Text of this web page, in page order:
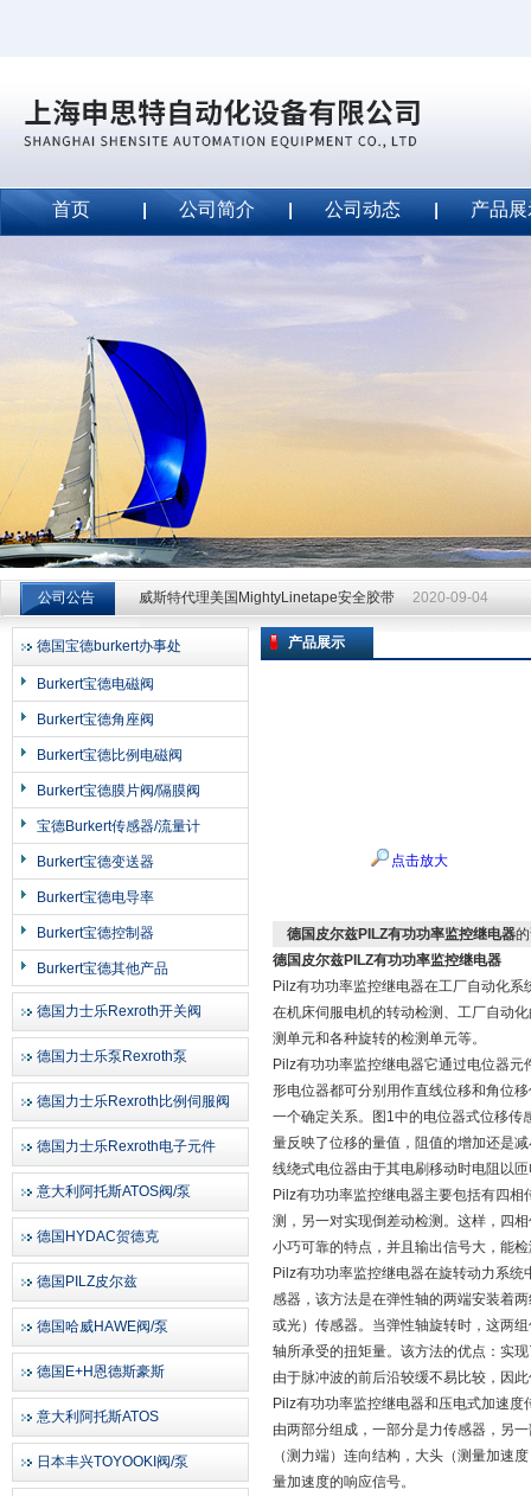
上海申思特自动化设备有限公司
首页 公司简介 公司动态 产品
公司公告
威斯特代理美国MightyLinetape安全胶带 2020-09-04
威斯特代理美国MightyLinetape安全胶带 2020-09-04
威斯特代理美国MightyLinetape安全胶带
德国宝德burkert办事处
Burkert宝德电磁阀
Burkert宝德角座阀
Burkert宝德比例电磁阀
Burkert宝德膜片阀/隔膜阀
宝德Burkert传感器/流量计
Burkert宝德变送器
Burkert宝德电导率
Burkert宝德控制器
Burkert宝德其他产品
德国力士乐Rexroth开关阀
德国力士乐泵Rexroth泵
德国力士乐Rexroth比例伺服阀
德国力士乐Rexroth电子元件
意大利阿托斯ATOS阀/泵
德国HYDAC贺德克
德国PILZ皮尔兹
德国哈威HAWE阀/泵
德国E+H恩德斯豪斯
意大利阿托斯ATOS
日本丰兴TOYOOKI阀/泵
产品展示
点击放大
德国皮尔兹PILZ有功功率监控继电器
德国皮尔兹PILZ有功功率监控继电器
Pilz有功功率监控继电器在工厂自动化
在机床伺服电机的转动检测、工厂自动
测单元和各种旋转的检测单元等。
Pilz有功功率监控继电器它通过电位器
形电位器都可分别用作直线位移和角位
一个确定关系。图1中的电位器式位移传
量反映了位移的量值，阻值的增加还是
线绕式电位器由于其电刷移动时电阻以
Pilz有功功率监控继电器主要包括有四
测，另一对实现倒差动检测。这样，四
小巧可靠的特点，并且输出信号大，能
Pilz有功功率监控继电器在旋转动力系
感器，该方法是在弹性轴的两端安装着
或光）传感器。当弹性轴旋转时，这两
轴所承受的扭矩量。该方法的优点：实
由于脉冲波的前后沿较缓不易比较，因
Pilz有功功率监控继电器和压电式加速
由两部分组成，一部分是力传感器，另
（测力端）连向结构，大头（测量加速
量加速度的响应信号。